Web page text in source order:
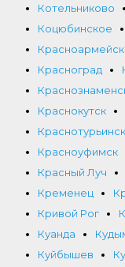
Котельниково
Коцюбинское
Красноармейск
Красноград
Краснокутск
Краснотурьинск
Красноуфимск
Красный Луч
Кременец
Кривой Рог
Куанда
Куйбышев